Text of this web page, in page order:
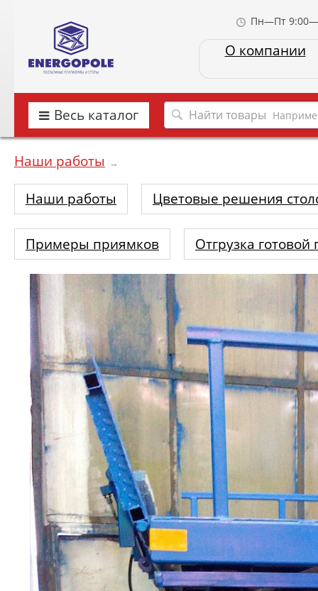
Пн—Пт
О компании
Весь каталог
Наши работы →
Наши работы Цветовые решения
Примеры приямков Отгрузка